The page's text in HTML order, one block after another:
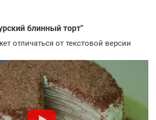
блинный торт"
отличаться от текстовой версии